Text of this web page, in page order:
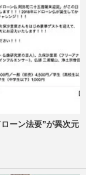
ーン法要”が異次元